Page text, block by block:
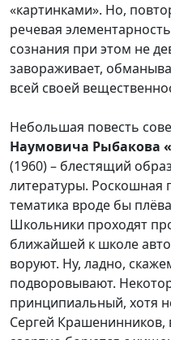
«картинками». Но,
речевая
сознания при этом не
завораживает,
всей своей
Небольшая повесть
Наумовича Рыбакова
(1960) – блестящий
литературы. Роскошная
тематика вроде бы
Школьники проходят
ближайшей к школе
воруют. Ну, ладно,
подворовывают.
принципиальный, хотя
Сергей